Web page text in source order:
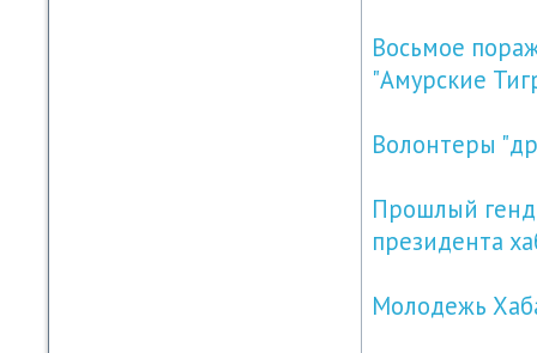
Восьмое
"Амурские
Волонтеры
Прошлый
президента
Молодежь